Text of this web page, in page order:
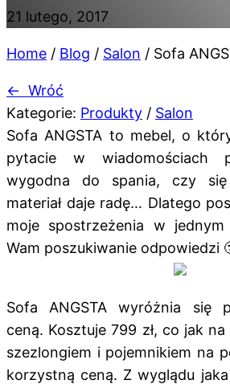
21 lutego, 2017
Home / Blog / Salon / Sofa
← Wróć
Kategorie: Produkty / Salon
Sofa ANGSTA to mebel, o
pytacie w wiadomościach
wygodna do spania, czy
materiał daje radę… Dlatego
moje spostrzeżenia w jednym
Wam poszukiwanie odpowiedzi
Sofa ANGSTA wyróżnia się
ceną. Kosztuje 799 zł, co jak
szezlongiem i pojemnikiem na
korzystną ceną. Z wyglądu